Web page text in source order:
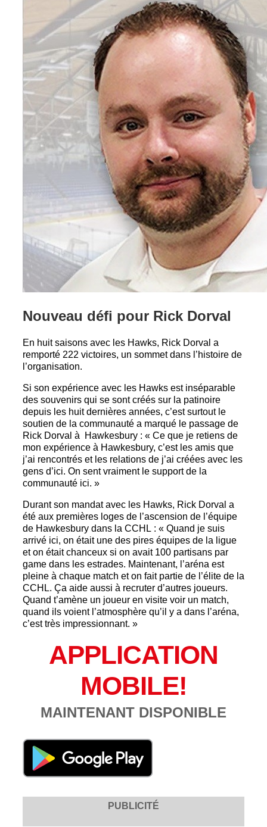
Nouveau défi pour Rick Dorval
En huit saisons avec les Hawks, Rick Dorval a
remporté 222 victoires, un sommet dans l’histoire de
l’organisation.
Si son expérience avec les Hawks est inséparable
des souvenirs qui se sont créés sur la patinoire
depuis les huit dernières années, c’est surtout le
soutien de la communauté a marqué le passage de
Rick Dorval à Hawkesbury : « Ce que je retiens de
mon expérience à Hawkesbury, c’est les amis que
j’ai rencontrés et les relations de j’ai créées avec les
gens d’ici. On sent vraiment le support de la
communauté ici. »
Durant son mandat avec les Hawks, Rick Dorval a
été aux premières loges de l’ascension de l’équipe
de Hawkesbury dans la CCHL : « Quand je suis
arrivé ici, on était une des pires équipes de la ligue
et on était chanceux si on avait 100 partisans par
game dans les estrades. Maintenant, l’aréna est
pleine à chaque match et on fait partie de l’élite de la
CCHL. Ça aide aussi à recruter d’autres joueurs.
Quand t’amène un joueur en visite voir un match,
quand ils voient l’atmosphère qu’il y a dans l’aréna,
c’est très impressionnant. »
APPLICATION
MOBILE!
MAINTENANT DISPONIBLE
PUBLICITÉ